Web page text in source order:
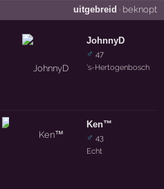
uitgebreid · beknopt
JohnnyD
♂ 47
's-Hertogenbosch
Ken™
♂ 43
Echt